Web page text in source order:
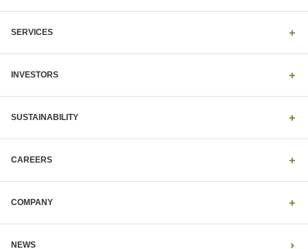
SERVICES
INVESTORS
SUSTAINABILITY
CAREERS
COMPANY
NEWS